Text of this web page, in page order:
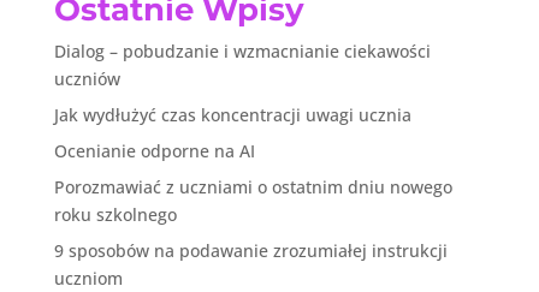
Ostatnie Wpisy
Dialog – pobudzanie i wzmacnianie ciekawości
uczniów
Jak wydłużyć czas koncentracji uwagi ucznia
Ocenianie odporne na AI
Porozmawiać z uczniami o ostatnim dniu nowego
roku szkolnego
9 sposobów na podawanie zrozumiałej instrukcji
uczniom